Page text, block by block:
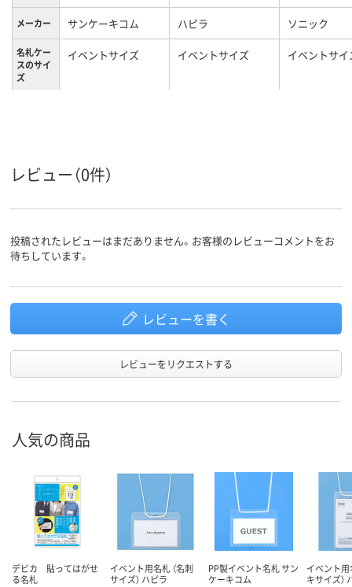
メーカー サンケーキコム ハピラ ソニック
名札ケー
スのサイ
ズ
イベントサイズ イベントサイズ イベントサイ
レビュー（0件）
投稿されたレビューはまだありません。お客様のレビューコメントをお
待ちしています。
レビューを書く
レビューをリクエストする
人気の商品
デビカ 貼ってはがせ
る名札
イベント用名札 （名刺
サイズ） ハピラ
PP製イベント名札 サン
ケーキコム
イベント用
キサイズ）